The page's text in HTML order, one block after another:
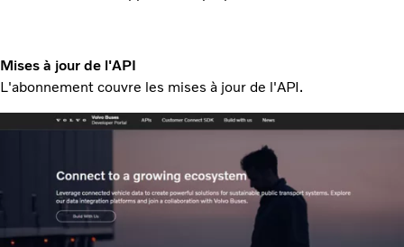
Mises à jour de l'API
L'abonnement couvre les mises à jour de l'API.